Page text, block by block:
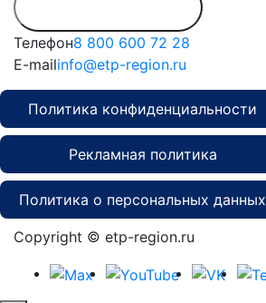
Телефон8 800 600 72 28
E-mailinfo@etp-region.ru
Политика конфиденциальности
Рекламная политика
Политика о персональных данных
Copyright © etp-region.ru